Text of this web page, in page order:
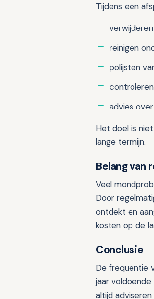
Tijdens een
reinigen
polijsten
advies
Het doel is
lange termijn.
Belang van
Veel
Door
ontdekt en
kosten op de
Conclusie
De frequentie
jaar voldoende
altijd